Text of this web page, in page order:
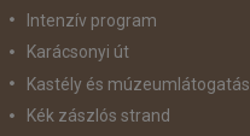
Intenzív program
Karácsonyi út
Kastély és múzeumlátogatás
Kék zászlós strand